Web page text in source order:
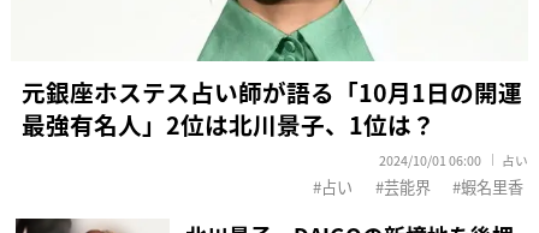
元銀座ホステス占い師が語る「10月1日の開運
最強有名人」2位は北川景子、1位は？
2024/10/01 06:00 占い
占い 芸能界 蝦名里香